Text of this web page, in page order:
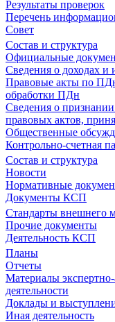
Результаты проверок
Перечень
Совет
Состав и структура
Официальные
Сведения о доходах и
Правовые акты по
обработки ПДн
Сведения о
правовых актов,
Общественные
Контрольно-счетная
Состав и структура
Новости
Нормативные
Документы КСП
Стандарты внешнего
Прочие документы
Деятельность КСП
Планы
Отчеты
Материалы
деятельности
Доклады и
Иная деятельность